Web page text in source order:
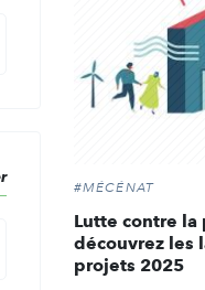
#MÉCÉNAT
Lutte contre
découvrez les
projets 2025